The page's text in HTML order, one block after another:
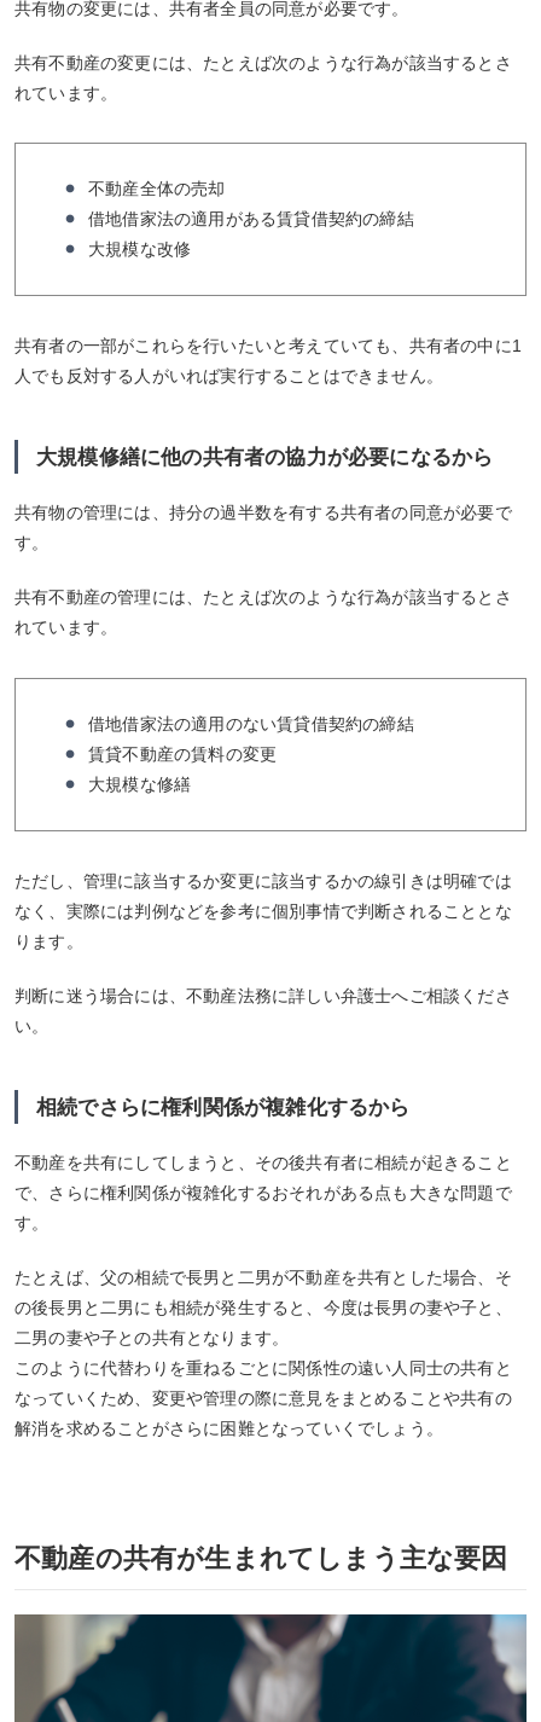
共有物の変更には、共有者全員の同意が必要です。
共有不動産の変更には、たとえば次のような行為が該当するとさ
れています。
不動産全体の売却
借地借家法の適用がある賃貸借契約の締結
大規模な改修
共有者の一部がこれらを行いたいと考えていても、共有者の中に1
人でも反対する人がいれば実行することはできません。
大規模修繕に他の共有者の協力が必要になるから
共有物の管理には、持分の過半数を有する共有者の同意が必要で
す。
共有不動産の管理には、たとえば次のような行為が該当するとさ
れています。
借地借家法の適用のない賃貸借契約の締結
賃貸不動産の賃料の変更
大規模な修繕
ただし、管理に該当するか変更に該当するかの線引きは明確では
なく、実際には判例などを参考に個別事情で判断されることとな
ります。
判断に迷う場合には、不動産法務に詳しい弁護士へご相談くださ
い。
相続でさらに権利関係が複雑化するから
不動産を共有にしてしまうと、その後共有者に相続が起きること
で、さらに権利関係が複雑化するおそれがある点も大きな問題で
す。
たとえば、父の相続で長男と二男が不動産を共有とした場合、そ
の後長男と二男にも相続が発生すると、今度は長男の妻や子と、
二男の妻や子との共有となります。
このように代替わりを重ねるごとに関係性の遠い人同士の共有と
なっていくため、変更や管理の際に意見をまとめることや共有の
解消を求めることがさらに困難となっていくでしょう。
不動産の共有が生まれてしまう主な要因